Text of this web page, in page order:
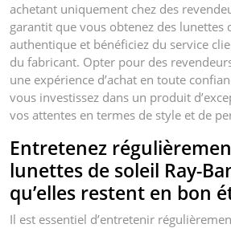
achetant uniquement chez des
garantit que vous obtenez des lunettes
authentique et bénéficiez du service
du fabricant. Opter pour des
une expérience d’achat en toute
vous investissez dans un produit
vos attentes en termes de style et de
Entretenez
lunettes de soleil Ray-
qu’elles restent en bon
Il est essentiel d’entretenir